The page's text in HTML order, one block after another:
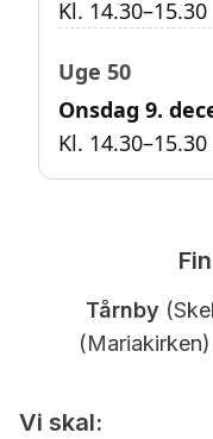
Kl. 14.30–15.30
Uge 50
Onsdag 9.
Kl. 14.30–15.30
Tårnby
Vi skal: